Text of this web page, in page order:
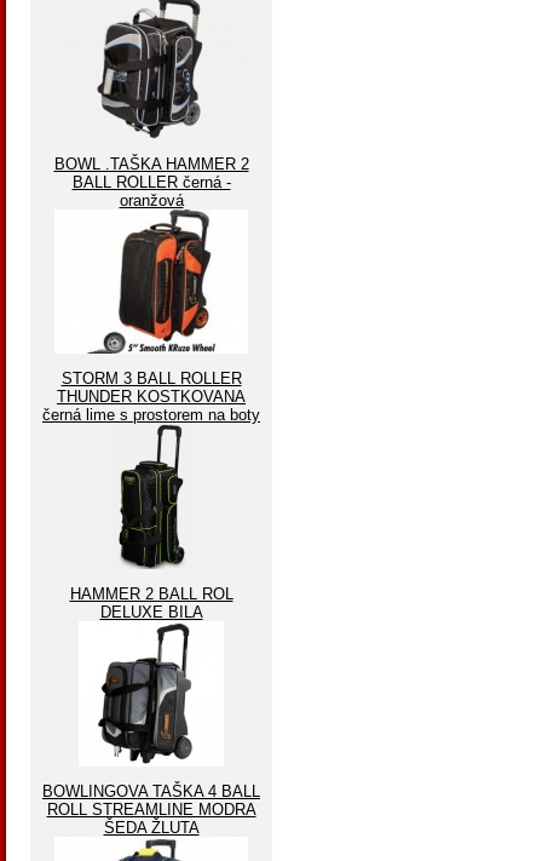
BOWL .TAŠKA HAMMER 2
BALL ROLLER černá -
oranžová
STORM 3 BALL ROLLER
THUNDER KOSTKOVANA
černá lime s prostorem na boty
HAMMER 2 BALL ROL
DELUXE BILA
BOWLINGOVA TAŠKA 4 BALL
ROLL STREAMLINE MODRA
ŠEDA ŽLUTA